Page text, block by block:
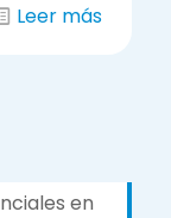
Leer más
en